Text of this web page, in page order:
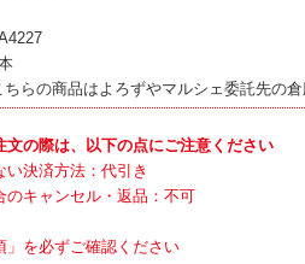
ちらの商品はよろずやマルシェ委託先の
文の際は、以下の点にご注意ください
い決済方法：代引き
のキャンセル・返品：不可
」を必ずご確認ください